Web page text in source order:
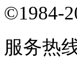
©1984-
服务热